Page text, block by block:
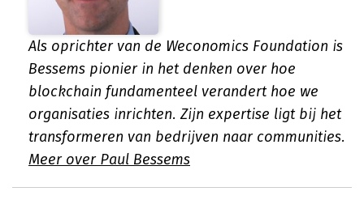
Als oprichter van de Weconomics Foundation is
Bessems pionier in het denken over hoe
blockchain fundamenteel verandert hoe we
organisaties inrichten. Zijn expertise ligt bij het
transformeren van bedrijven naar communities.
Meer over Paul Bessems